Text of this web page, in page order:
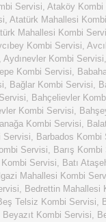
Servisi, Ataköy Kombi
, Atatürk Mahallesi
Mahallesi Kombi
Kombi Servisi,
, Aydınevler Kombi Servisi,
Kombi Servisi,
, Bağlar Kombi Servisi,
, Bahçelievler
Kombi Servisi,
Kombi Servisi,
Servisi, Barbados Kombi
Servisi, Barış Kombi
Kombi Servisi, Batı
Mahallesi Kombi
, Bedrettin Mahallesi
Telsiz Kombi Servisi,
Beyazıt Kombi Servisi,